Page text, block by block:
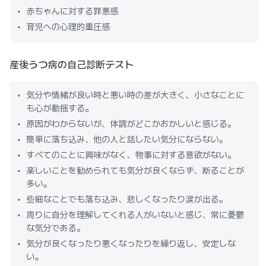
赤ちゃんに対する罪悪感
育児への心理的重圧感
産後うつ病の自己診断テスト
気分や情緒が良い時と悪い時の差が大きく、小さなことに
も心が動揺する。
原因がわからないが、体調がどこかおかしいと感じる。
簡単に落ち込み、他の人と話したい気分にならない。
すべてのことに興味がなく、物事に対する意欲がない。
楽しいことを勧められても気分が良くならず、断ることが
多い。
些細なことでも落ち込み、悲しくなったり涙が出る。
周りに自分を理解してくれる人がいないと感じ、常に憂鬱
な気分である。
気分が良くなったり悪くなったりを繰り返し、安定しな
い。